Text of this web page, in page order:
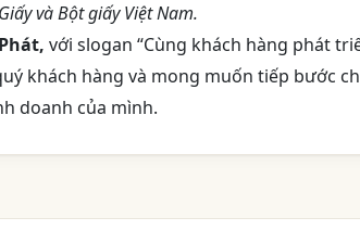
và Bột giấy Việt Nam.
với slogan “Cùng khách hàng phát
khách hàng và mong muốn tiếp bước
doanh của mình.